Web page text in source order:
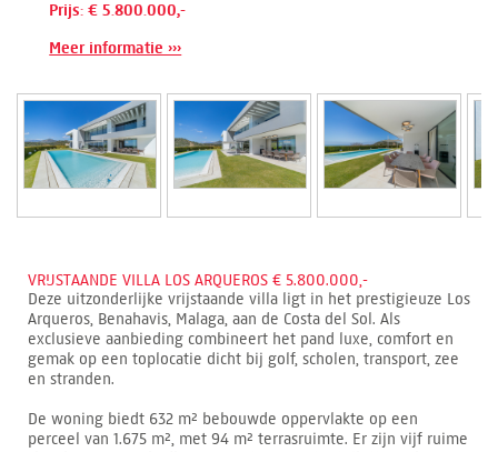
Prijs: € 5.800.000,-
Meer informatie ›››
VRIJSTAANDE VILLA LOS ARQUEROS € 5.800.000,-
Deze uitzonderlijke vrijstaande villa ligt in het prestigieuze Los
Arqueros, Benahavis, Malaga, aan de Costa del Sol. Als
exclusieve aanbieding combineert het pand luxe, comfort en
gemak op een toplocatie dicht bij golf, scholen, transport, zee
en stranden.
De woning biedt 632 m² bebouwde oppervlakte op een
perceel van 1.675 m², met 94 m² terrasruimte. Er zijn vijf ruime